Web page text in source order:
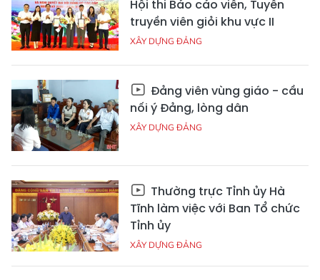
Hội thi Báo cáo viên, Tuyên
truyền viên giỏi khu vực II
XÂY DỰNG ĐẢNG
Đảng viên vùng giáo - cầu
nối ý Đảng, lòng dân
XÂY DỰNG ĐẢNG
Thường trực Tỉnh ủy Hà
Tĩnh làm việc với Ban Tổ chức
Tỉnh ủy
XÂY DỰNG ĐẢNG